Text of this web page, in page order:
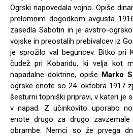
Ogrski napovedala vojno. Opiše
prelomnim dogodkom avgusta
zasedla Sabotin in je avstro-
vojske in preo­stalih prebivalcev iz
je sprožilo val beguncev. Bitko pri
čudež pri Kobaridu, ki velja kot
napadalne doktrine, opiše
Marko
ogrske enote so 24. oktobra 1917
šesturni topniški pripravi, v kateri je
v napad. Z učinkovito uporabo
enote drugo za drugo zavzemale
obrambe. Nem­ci so že prvega